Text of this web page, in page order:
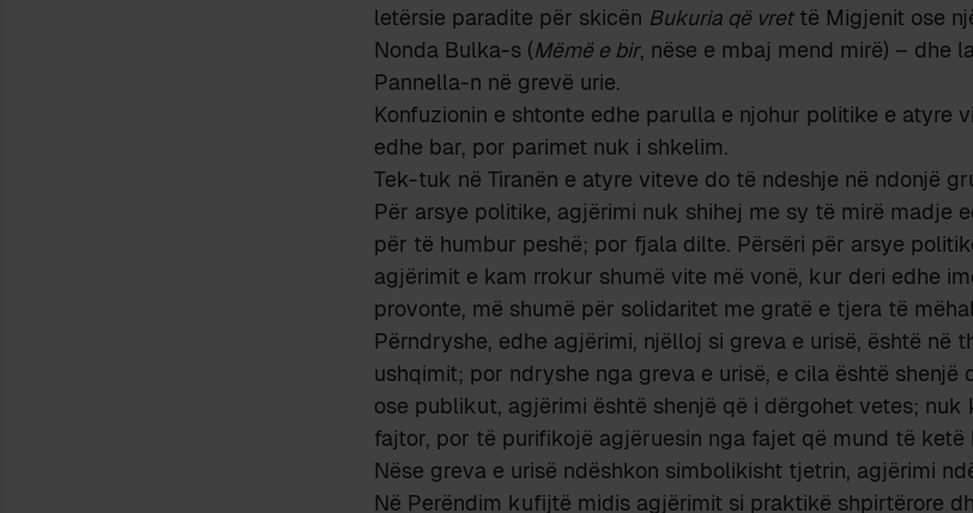
letërsie paradite për skicën Bukuria që vrettë Migjenit ose
Nonda Bulka-s (Mëmë e bir, nëse e mbaj mend mirë) – dhe
Pannella-n në grevë urie.
Konfuzionin e shtonte edhe parulla e njohur politike e atyre
edhe bar, por parimet nuk i shkelim.
Tek-tuk në Tiranën e atyre viteve do të ndeshje në ndonjë
Për arsye politike, agjërimi nuk shihej me sy të mirë madje
për të humbur peshë; por fjala dilte. Përsëri për arsye
agjërimit e kam rrokur shumë vite më vonë, kur deri edhe
provonte, më shumë për solidaritet me gratë e tjera të
Përndryshe, edhe agjërimi, njëlloj si greva e urisë, është në
ushqimit; por ndryshe nga greva e urisë, e cila është shenjë
ose publikut, agjërimi është shenjë që i dërgohet vetes;
fajtor, por të purifikojë agjëruesin nga fajet që mund të ketë
Nëse greva e urisë ndëshkon simbolikisht tjetrin, agjërimi
Në Perëndim kufijtë midis agjërimit si praktikë shpirtërore